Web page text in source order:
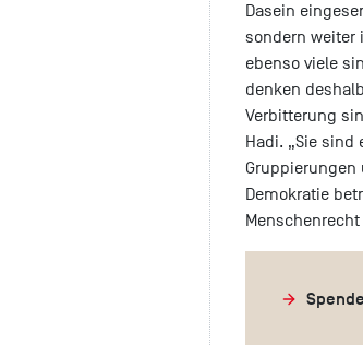
Dasein
sondern weiter
ebenso viele
denken
Verbitterung
Hadi. „Sie
Gruppierungen
Demokratie